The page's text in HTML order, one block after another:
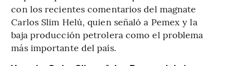
con los recientes comentarios del magnate
Carlos Slim Helú, quien señaló a Pemex y la
baja producción petrolera como el problema
más importante del país.